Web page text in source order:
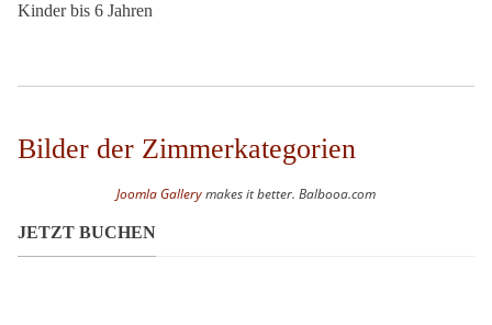
Kinder bis 6 Jahren
Bilder der Zimmerkategorien
Joomla Gallerymakes it better. Balbooa.com
JETZT BUCHEN